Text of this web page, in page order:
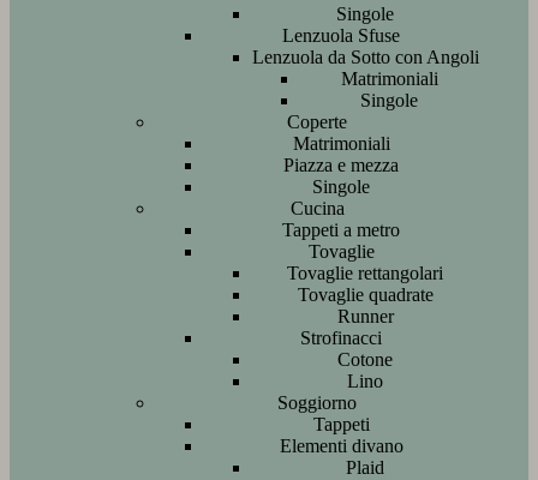
Singole
Lenzuola Sfuse
Lenzuola da Sotto con Angoli
Matrimoniali
Singole
Coperte
Matrimoniali
Piazza e mezza
Singole
Cucina
Tappeti a metro
Tovaglie
Tovaglie rettangolari
Tovaglie quadrate
Runner
Strofinacci
Cotone
Lino
Soggiorno
Tappeti
Elementi divano
Plaid